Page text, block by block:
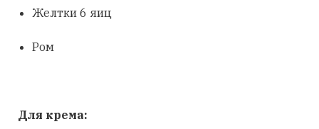
Желтки 6 яиц
Ром
Для крема: